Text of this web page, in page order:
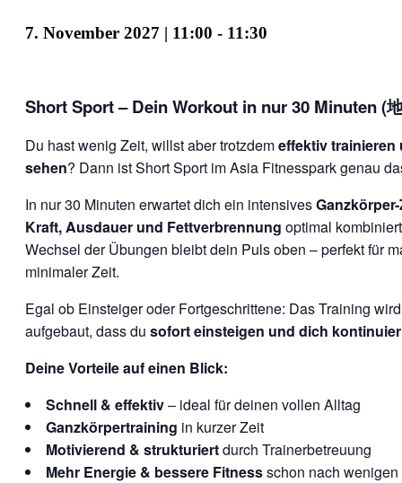
7. November 2027 | 11:00 - 11:30
Short Sport – Dein Workout in nur 30 Minuten (
Du hast wenig Zeit, willst aber trotzdemeffektiv
sehen? Dann ist Short Sport im Asia Fitnesspark genau
In nur 30 Minuten erwartet dich ein intensives
Kraft, Ausdauer und Fettverbrennung optimal
Wechsel der Übungen bleibt dein Puls oben – perfekt für
minimaler Zeit.
Egal ob Einsteiger oder Fortgeschrittene: Das Training
aufgebaut, dass du sofort einsteigen und dich
Deine Vorteile auf einen Blick:
Schnell & effektiv– ideal für deinen vollen Alltag
Ganzkörpertraining in kurzer Zeit
Motivierend & strukturiertdurch Trainerbetreuung
Mehr Energie & bessere Fitnessschon nach